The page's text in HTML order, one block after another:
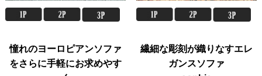
憧れのヨーロピアンソファ
をさらに手軽にお求めやす
繊細な彫刻が織りなすエレ
ガンスソファ